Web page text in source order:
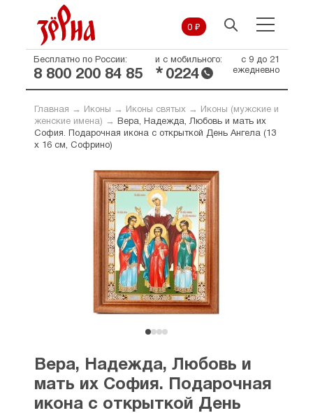
0 ₽
Бесплатно по России:
8 800 200 84 85
и с мобильного:
* 0224
с 9 до 21
ежедневно
Главная → Иконы → Иконы святых→
Иконы (мужские и
женские имена) →
Вера, Надежда, Любовь и мать их
София. Подарочная икона с открыткой День Ангела (13
х 16 см, Софрино)
Вера, Надежда, Любовь и
мать их София. Подарочная
икона с открыткой День